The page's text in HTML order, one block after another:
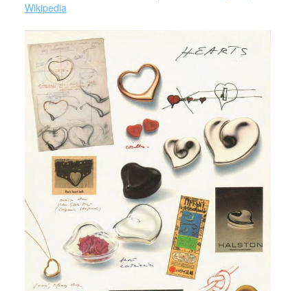
Wikipedia